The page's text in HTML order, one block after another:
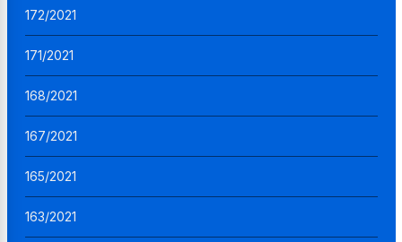
172/2021
171/2021
168/2021
167/2021
165/2021
163/2021